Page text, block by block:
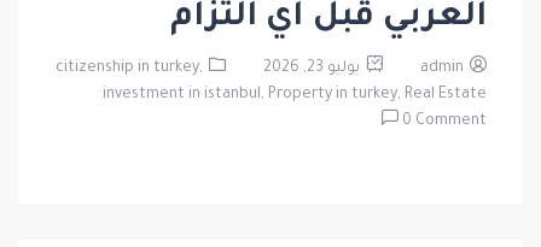
العربي قبل أي التزام
admin يوليو 23, 2026
citizenship in turkey,
investment in istanbul, Property in turkey, Real Estate
0 Comment